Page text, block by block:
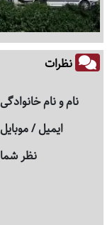
نظرات
نام و نام خانوادگی
ایمیل / موبایل
نظر شما